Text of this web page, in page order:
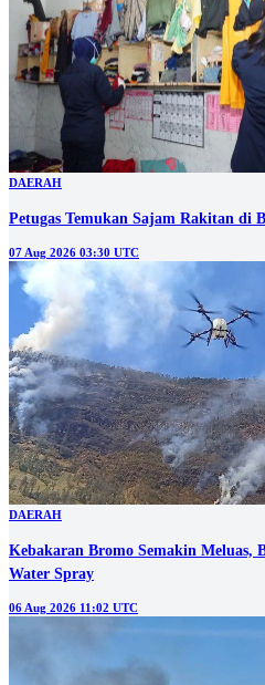
DAERAH
Petugas Temukan Sajam Rakitan di
07 Aug 2026 03:30 UTC
DAERAH
Kebakaran Bromo Semakin Meluas,
Water Spray
06 Aug 2026 11:02 UTC